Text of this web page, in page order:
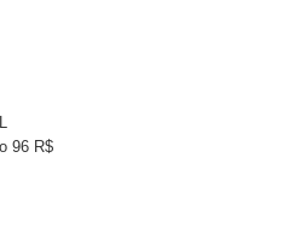
96 R$